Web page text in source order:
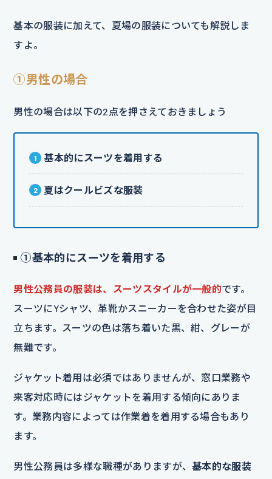
基本の服装に加えて、夏場の服装についても解説しま
すよ。
①男性の場合
男性の場合は以下の2点を押さえておきましょう
基本的にスーツを着用する
夏はクールビズな服装
①基本的にスーツを着用する
男性公務員の服装は、スーツスタイルが一般的です。
スーツにYシャツ、革靴かスニーカーを合わせた姿が目
立ちます。スーツの色は落ち着いた黒、紺、グレーが
無難です。
ジャケット着用は必須ではありませんが、窓口業務や
来客対応時にはジャケットを着用する傾向にありま
す。業務内容によっては作業着を着用する場合もあり
ます。
男性公務員は多様な職種がありますが、基本的な服装